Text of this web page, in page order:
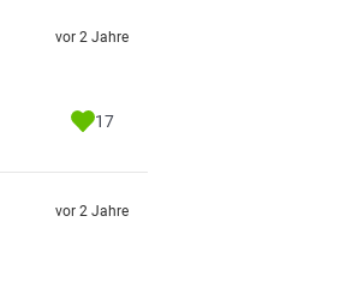
vor 2 Jahre
17
vor 2 Jahre